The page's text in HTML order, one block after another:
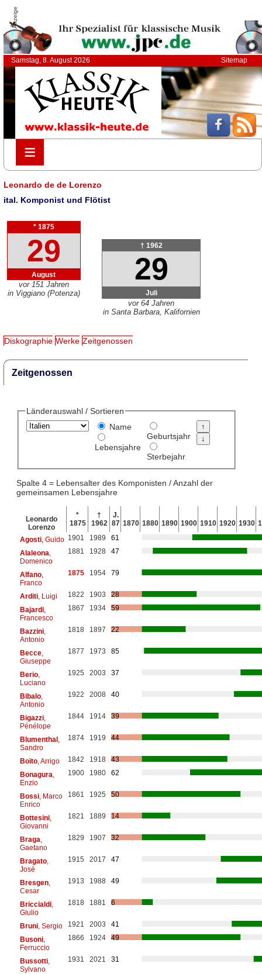
Anzeige
Samstag, 8. August 2026 Sitemap
≡
≡
Leonardo de de Lorenzo
ital. Komponist und Flötist
* 1875
29
August
vor 151 Jahren
in Viggiano (Potenza)
† 1962
29
Juli
vor 64 Jahren
in Santa Barbara, Kalifornien
Diskographie Werke Zeitgenossen
Zeitgenossen
Länderauswahl / Sortieren
Name
Lebensjahre
Geburtsjahr
Sterbejahr
Spalte 4 = Lebensalter des Komponisten / Anzahl der
gemeinsamen Lebensjahre
Leonardo
Lorenzo
*
1875
†
1962
J.
87 1870 1880 1890 1900 1910 1920 1930
Agosti, Guido 1901 1989
61
Alaleona
Domenico
1881 1928 47
Alfano,
Franco
1875 1954 79
Arditi, Luigi 1822 1903
28
Bajardi,
Francesco
1867 1934 59
Bazzini,
Antonio
1818 1897 22
Becce,
Giuseppe
1877 1973 85
Berio,
Luciano
1925 2003 37
Bibalo,
Antonio
1922 2008 40
Bigazzi,
Pénélope
1844 1914 39
Blumenthal,
Sandro
1874 1919 44
Boïto, Arrigo 1842 1918
43
Bonagura
Enzio
1900 1980 62
Bossi, Marco
Enrico
1861 1925 50
Bottesini,
Giovanni
1821 1889 14
Braga
Gaetano
1829 1907 32
Bragato,
José
1915 2017 47
Bresgen,
Cesar
1913 1988 49
Briccialdi,
Giulio
1818 1881 6
Bruni, Sergio 1921 2003
41
Busoni,
Ferruccio
1866 1924 49
Bussotti,
Sylvano
1931 2021 31